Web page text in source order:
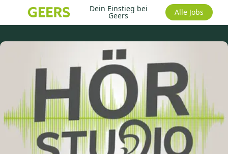
Dein Einstieg bei
Geers Alle Jobs